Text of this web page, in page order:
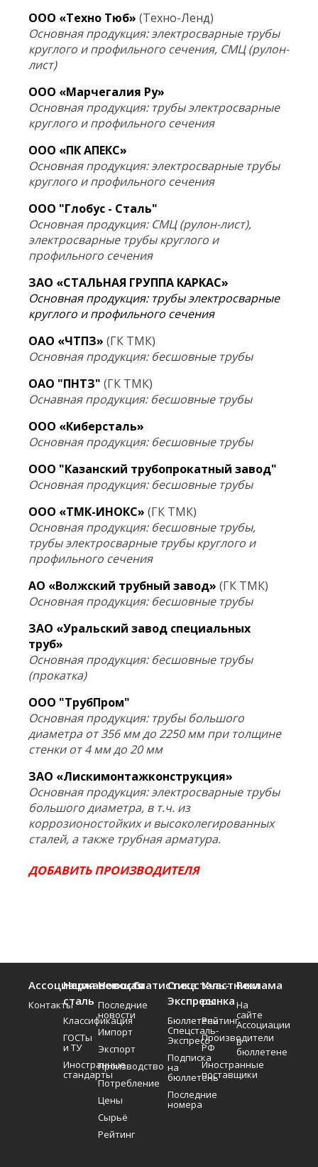
ООО «Техно Тюб» (Техно-Ленд)
Основная продукция: электросварные трубы
круглого и профильного сечения, СМЦ (рулон-
лист)
ООО «Марчегалия Ру»
Основная продукция: трубы электросварные
круглого и профильного сечения
ООО «ПК АПЕКС»
Основная продукция: электросварные трубы
круглого и профильного сечения
ООО "Глобус - Сталь"
Основная продукция: СМЦ (рулон-лист),
электросварные трубы круглого и
профильного сечения
ЗАО «СТАЛЬНАЯ ГРУППА КАРКАС»
Основная продукция: трубы электросварные
круглого и профильного сечения
ОАО «ЧТПЗ» (ГК ТМК)
Основная продукция: бесшовные трубы
ОАО "ПНТЗ" (ГК ТМК)
Оснавная продукция: бесшовные трубы
ООО «Киберсталь»
Основная продукция: бесшовные трубы
ООО "Казанский трубопрокатный завод"
Основная продукция: бесшовные трубы
ООО «ТМК-ИНОКС» (ГК ТМК)
Основная продукция: бесшовные трубы,
трубы электросварные трубы круглого и
профильного сечения
АО «Волжский трубный завод» (ГК ТМК)
Основная продукция: бесшовные трубы
ЗАО «Уральский завод специальных
труб»
Основная продукция: бесшовные трубы
(прокатка)
ООО "ТрубПром"
Основная продукция: трубы большого
диаметра от 356 мм до 2250 мм при толщине
стенки от 4 мм до 20 мм
ЗАО «Лискимонтажконструкция»
Основная продукция: электросварные трубы
большого диаметра, в т.ч. из
коррозионостойких и высоколегированных
сталей, а также трубная арматура.
ДОБАВИТЬ ПРОИЗВОДИТЕЛЯ
Ассоциация
Контакты
Нержавеющая
сталь
Классификация
ГОСТы
и ТУ
Иностранные
стандарты
Новости
Последние
новости
Импорт
Экспорт
Производство
Потребление
Цены
Сырьё
Рейтинг
СтатистикаСпецсталь-
Экспресс
Бюллетень
Спецсталь-
Экспресс
Подписка
на
бюллетень
Последние
номера
Участники
рынка
Рейтинг
Производители
РФ
Иностранные
поставщики
Реклама
На
сайте
Ассоциации
В
бюллетене